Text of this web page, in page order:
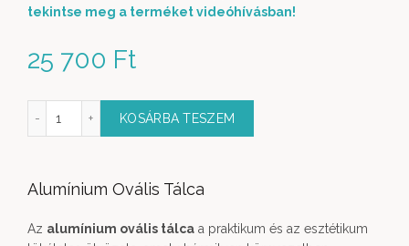
25 700 Ft
tekintse meg a terméket videóhívásban!
Ovális Tálca mennyiség
KOSÁRBA TESZEM
Alumínium Ovális Tálca
Az alumínium ovális tálca a praktikum és az esztétikum